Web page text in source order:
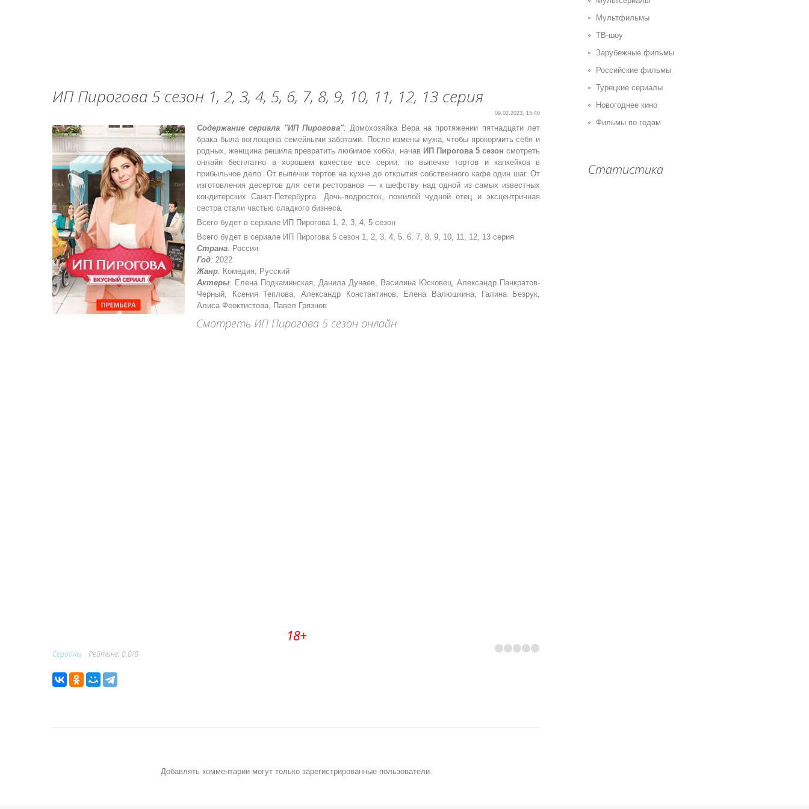
ИП Пирогова 5 сезон 1, 2, 3, 4, 5, 6, 7, 8, 9, 10, 11, 12, 13 серия
09.02.2023, 15:40
Содержание сериала "ИП Пирогова": Домохозяйка Вера на протяжении пятнадцати лет
брака была поглощена семейными заботами. После измены мужа, чтобы прокормить себя и
родных, женщина решила превратить любимое хобби, начав ИП Пирогова 5 сезон смотреть
онлайн бесплатно в хорошем качестве все серии, по выпечке тортов и капкейков в
прибыльное дело. От выпечки тортов на кухне до открытия собственного кафе один шаг. От
изготовления десертов для сети ресторанов — к шефству над одной из самых известных
кондитерских Санкт-Петербурга. Дочь-подросток, пожилой чудной отец и эксцентричная
сестра стали частью сладкого бизнеса.
Всего будет в сериале ИП Пирогова 1, 2, 3, 4, 5 сезон
Всего будет в сериале ИП Пирогова 5 сезон 1, 2, 3, 4, 5, 6, 7, 8, 9, 10, 11, 12, 13 серия
Страна: Россия
Год: 2022
Жанр: Комедия, Русский
Актеры: Елена Подкаминская, Данила Дунаев, Василина Юсковец, Александр Панкратов-
Черный, Ксения Теплова, Александр Константинов, Елена Валюшкина, Галина Безрук,
Алиса Феоктистова, Павел Грязнов
Смотреть ИП Пирогова 5 сезон онлайн
18+
Сериалы Рейтинг: 0.0/0
Добавлять комментарии могут только зарегистрированные пользователи.
Мультфильмы
ТВ-шоу
Зарубежные фильмы
Российские фильмы
Турецкие сериалы
Новогоднее кино
Фильмы по годам
Статистика